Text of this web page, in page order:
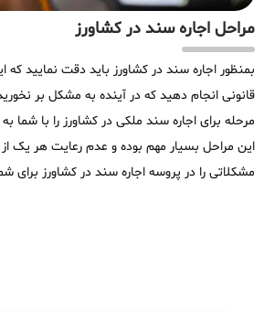
مراحل اجاره سند در کشاورز
بمنظور اجاره سند در کشاورز باید دقت نمایید که
مرحله برای اجاره سند ملکی در کشاورز را با شما
این مراحل بسیار مهم بوده و عدم رعایت هر یک از
مشکلاتی را در پروسه اجاره سند در کشاورز برای